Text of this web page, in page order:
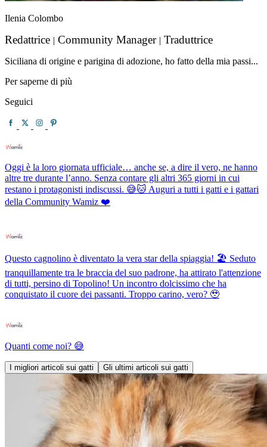
Ilenia Colombo
Redattrice | Community Manager | Traduttrice
Siciliana di origine e parigina di adozione, ho fatto della mia passi...
Per saperne di più
Seguici
Oggi è la loro giornata ufficiale… anche se, a dire il vero, ne hanno
altre tre durante l’anno. Senza contare gli altri 365 giorni in cui
restano i protagonisti indiscussi. 😅🐱 Auguri a tutti i gatti e i gattari
della Community Wamiz ❤️
Questo cagnolino è diventato la vera star della spiaggia! 🏖️ Seduto
tranquillamente tra le braccia del suo padrone, ha attirato l'attenzione
di tutti, persino di Topolino! Un incontro dolcissimo che ha
conquistato il cuore dei passanti. Troppo carino, vero? 🥹
Quanti come noi? 😅
I migliori articoli sui gatti Gli ultimi articoli sui gatti